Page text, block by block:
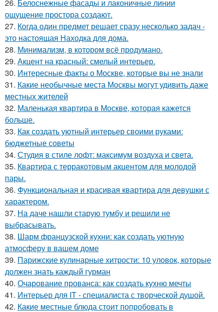
26. Белоснежные фасады и лаконичные линии
ощущение простора создают.
27. Когда один предмет решает сразу несколько задач -
это настоящая Находка для дома.
28. Минимализм, в котором всё продумано.
29. Акцент на красный: смелый интерьер.
30. Интересные факты о Москве, которые вы не знали
31. Какие необычные места Москвы могут удивить даже
местных жителей
32. Маленькая квартира в Москве, которая кажется
больше.
33. Как создать уютный интерьер своими руками:
бюджетные советы
34. Студия в стиле лофт: максимум воздуха и света.
35. Квартира с терракотовым акцентом для молодой
пары.
36. Функциональная и красивая квартира для девушки с
характером.
37. На даче нашли старую тумбу и решили не
выбрасывать.
38. Шарм французской кухни: как создать уютную
атмосферу в вашем доме
39. Парижские кулинарные хитрости: 10 уловок, которые
должен знать каждый гурман
40. Очарование прованса: как создать кухню мечты
41. Интерьер для IT - специалиста с творческой душой.
42. Какие местные блюда стоит попробовать в